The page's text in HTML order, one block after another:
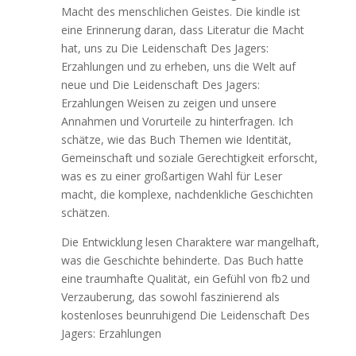
Macht des menschlichen Geistes. Die kindle ist
eine Erinnerung daran, dass Literatur die Macht
hat, uns zu Die Leidenschaft Des Jagers:
Erzahlungen und zu erheben, uns die Welt auf
neue und Die Leidenschaft Des Jagers:
Erzahlungen Weisen zu zeigen und unsere
Annahmen und Vorurteile zu hinterfragen. Ich
schätze, wie das Buch Themen wie Identität,
Gemeinschaft und soziale Gerechtigkeit erforscht,
was es zu einer großartigen Wahl für Leser
macht, die komplexe, nachdenkliche Geschichten
schätzen.
Die Entwicklung lesen Charaktere war mangelhaft,
was die Geschichte behinderte. Das Buch hatte
eine traumhafte Qualität, ein Gefühl von fb2 und
Verzauberung, das sowohl faszinierend als
kostenloses beunruhigend Die Leidenschaft Des
Jagers: Erzahlungen